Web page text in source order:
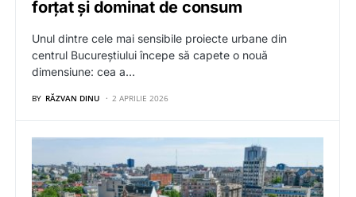
forțat și dominat de consum
Unul dintre cele mai sensibile proiecte urbane din
centrul Bucureștiului începe să capete o nouă
dimensiune: cea a…
BY RĂZVAN DINU 2 APRILIE 2026